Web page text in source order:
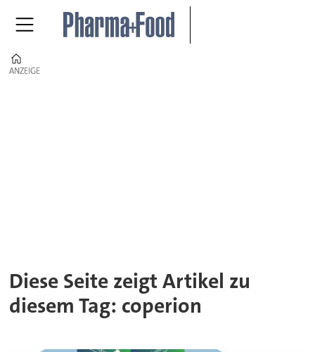
ANZEIGE
ANZEIGE
Diese Seite zeigt Artikel zu
diesem Tag: coperion